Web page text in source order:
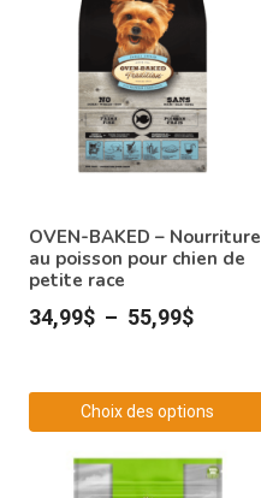
OVEN-BAKED – Nourriture
au poisson pour chien de
petite race
34,99$ – 55,99$Plage
34,99$
55,99$
Choix des options
produit